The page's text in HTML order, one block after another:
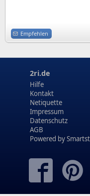
Empfehlen
2ri.de
Hilfe
Kontakt
Netiquette
Impressum
Datenschutz
AGB
Powered by